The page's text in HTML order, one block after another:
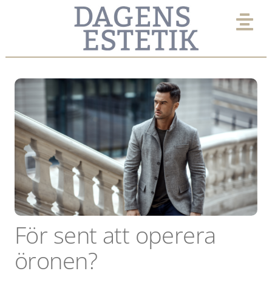
EXPERTPANEL
KLINIK
UTVALT
VIMMEL
För sent att operera
öronen?